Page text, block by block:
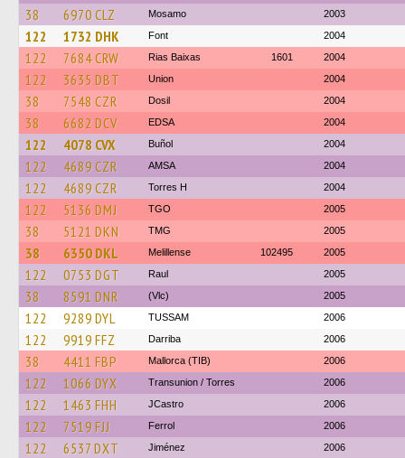
38
6970 CLZ Mosamo 2003
122 1732 DHK Font 2004
122 7684 CRW Rias Baixas 1601 2004
122 3635 DBT Union 2004
38 7548 CZR Dosil 2004
38 6682 DCV EDSA 2004
122 4078 CVX Buñol 2004
122 4689 CZR AMSA 2004
122 4689 CZR Torres H 2004
122 5136 DMJ TGO 2005
38 5121 DKN TMG 2005
38 6350 DKL Melillense 102495 2005
122 0753 DGT Raul 2005
38 8591 DNR (Vlc) 2005
122 9289 DYL TUSSAM 2006
122 9919 FFZ Darriba 2006
38 4411 FBP Mallorca (TIB) 2006
122 1066 DYX Transunion / Torres 2006
122 1463 FHH JCastro 2006
122 7519 FJJ Ferrol 2006
122 6537 DXT Jiménez 2006